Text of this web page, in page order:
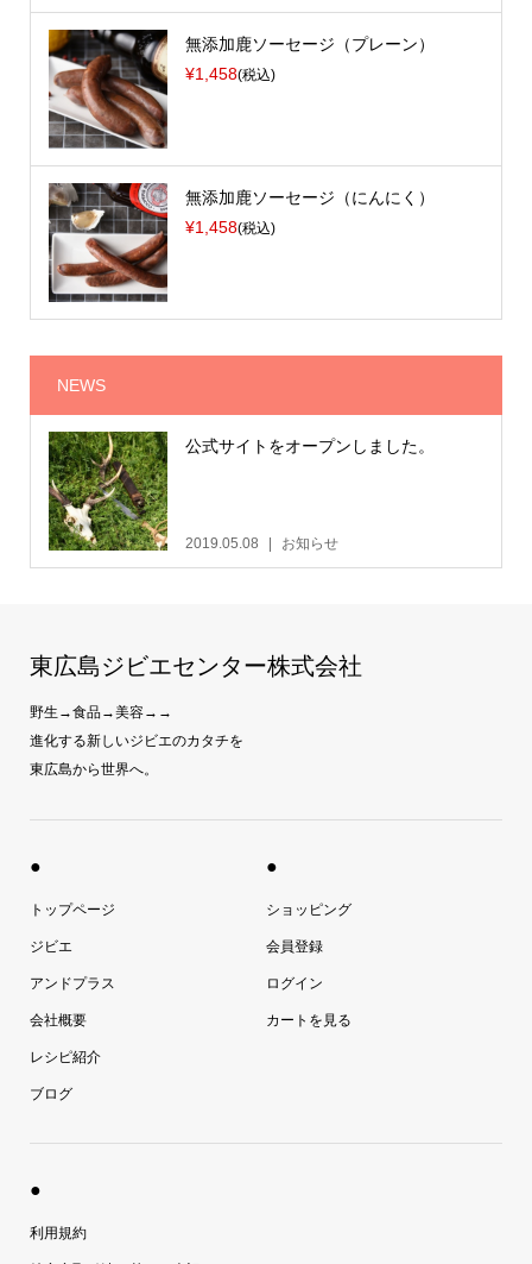
無添加鹿ソーセージ（プレーン）
¥1,458(税込)
無添加鹿ソーセージ（にんにく）
¥1,458(税込)
NEWS
公式サイトをオープンしました。
2019.05.08 お知らせ
東広島ジビエセンター株式会社
野生→食品→美容→→
進化する新しいジビエのカタチを
東広島から世界へ。
●
トップページ
ジビエ
アンドプラス
会社概要
レシピ紹介
ブログ
●
ショッピング
会員登録
ログイン
カートを見る
●
利用規約